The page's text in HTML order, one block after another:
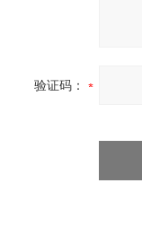
验证码：